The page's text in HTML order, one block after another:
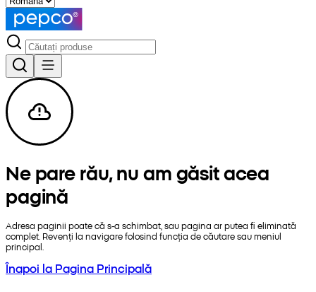
Ne pare rău, nu am găsit acea
pagină
Adresa paginii poate că s-a schimbat, sau pagina ar putea fi eliminată
complet. Revenți la navigare folosind funcția de căutare sau meniul
principal.
Înapoi la Pagina Principală